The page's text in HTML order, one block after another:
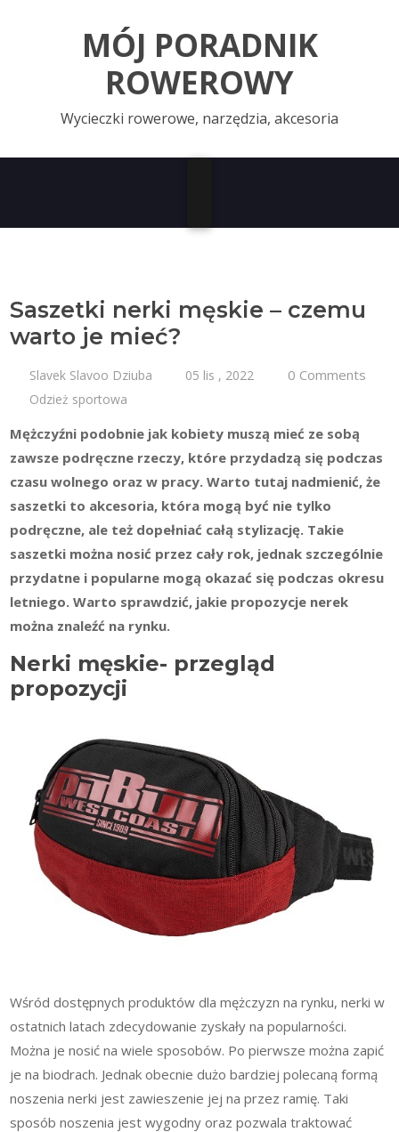
MÓJ PORADNIK
ROWEROWY
Wycieczki rowerowe, narzędzia, akcesoria
Saszetki nerki męskie – czemu
warto je mieć?
Slavek Slavoo Dziuba 05 lis , 2022 0 Comments
Odzież sportowa
Mężczyźni podobnie jak kobiety muszą mieć ze sobą
zawsze podręczne rzeczy, które przydadzą się podczas
czasu wolnego oraz w pracy. Warto tutaj nadmienić, że
saszetki to akcesoria, która mogą być nie tylko
podręczne, ale też dopełniać całą stylizację. Takie
saszetki można nosić przez cały rok, jednak szczególnie
przydatne i popularne mogą okazać się podczas okresu
letniego. Warto sprawdzić, jakie propozycje nerek
można znaleźć na rynku.
Nerki męskie- przegląd
propozycji
Wśród dostępnych produktów dla mężczyzn na rynku, nerki w
ostatnich latach zdecydowanie zyskały na popularności.
Można je nosić na wiele sposobów. Po pierwsze można zapić
je na biodrach. Jednak obecnie dużo bardziej polecaną formą
noszenia nerki jest zawieszenie jej na przez ramię. Taki
sposób noszenia jest wygodny oraz pozwala traktować